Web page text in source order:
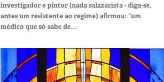
investigador e pintor (nada salazarista - diga-se,
antes um resistente ao regime) afirmou: “um
médico que só sabe de...